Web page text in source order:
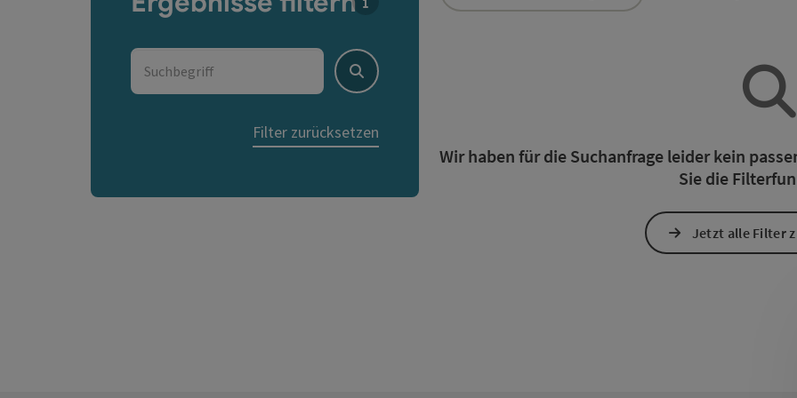
Suchbegriff
Suchen
Filter zurücksetzen
Wir haben für die Suchanfrage leider kein
Sie die
Jetzt alle Filter